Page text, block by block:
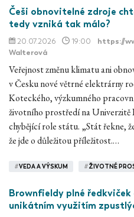
Češi obnovitelné zdroje
tedy vzniká tak málo?
20.07.2026 19:00 https://
Walterová
Veřejnost změnu klimatu ani
v Česku nové větrné elektrárny
Koteckého, výzkumného
životního prostředí na Univerzitě
chybějící role státu. „Stát řekne,
že jde o důležitou příležitost.…
#VEDA A VÝSKUM #ŽIVOTNÉ
Brownfieldy plné ředkviček
unikátním využitím